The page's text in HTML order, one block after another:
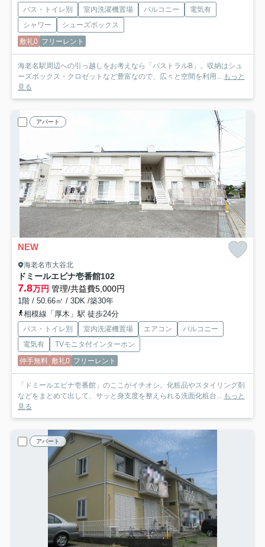
バス・トイレ別 室内洗濯機置場 バルコニー
電気有
シャワー
シューズボックス
敷礼0 フリーレント
海老名駅周辺への引っ越しをお考えなら「パストラルB」。収納はシュ
ーズボックス・クロゼットなど豊富なので、広々と空間を利用... もっと
見る
アパート
NEW
海老名市大谷北
ドミールエビナ壱番館102
7.8万円 管理/共益費5,000円
1階 / 50.66㎡ / 3DK /築30年
相模線「厚木」駅 徒歩24分
バス・トイレ別 室内洗濯機置場 エアコン
バルコニー
電気有
TVモニタ付インターホン
仲手無料 敷礼0 フリーレント
「ドミールエビナ壱番館」のここがイチオシ。化粧品やスタイリング剤
などをまとめて出して、サッと身支度を整えられる洗面化粧台... もっと
見る
アパート